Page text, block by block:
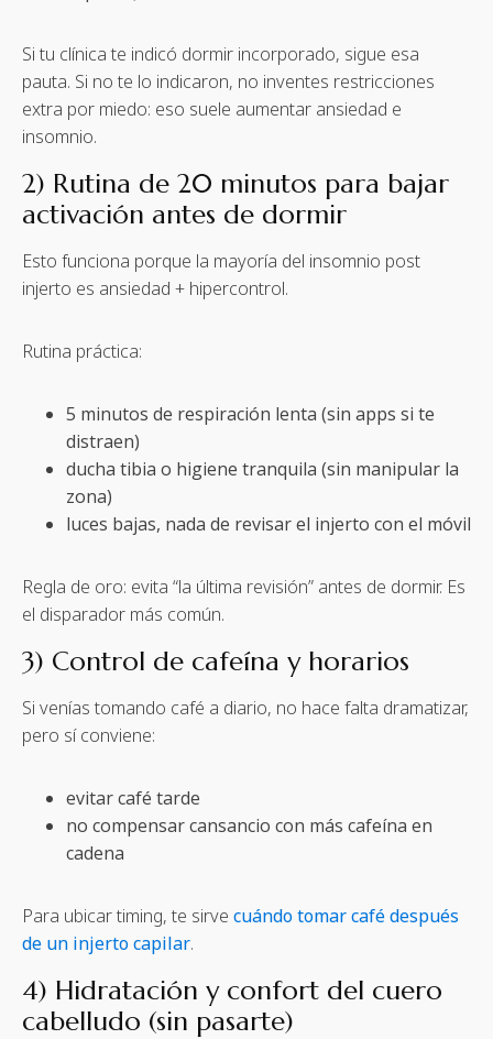
Si tu clínica te indicó dormir incorporado, sigue esa
pauta. Si no te lo indicaron, no inventes restricciones
extra por miedo: eso suele aumentar ansiedad e
insomnio.
2) Rutina de 20 minutos para bajar
activación antes de dormir
Esto funciona porque la mayoría del insomnio post
injerto es ansiedad + hipercontrol.
Rutina práctica:
5 minutos de respiración lenta (sin apps si te
distraen)
ducha tibia o higiene tranquila (sin manipular la
zona)
luces bajas, nada de revisar el injerto con el móvil
Regla de oro: evita “la última revisión” antes de dormir. Es
el disparador más común.
3) Control de cafeína y horarios
Si venías tomando café a diario, no hace falta dramatizar,
pero sí conviene:
evitar café tarde
no compensar cansancio con más cafeína en
cadena
Para ubicar timing, te sirve cuándo tomar café después
de un injerto capilar.
4) Hidratación y confort del cuero
cabelludo (sin pasarte)